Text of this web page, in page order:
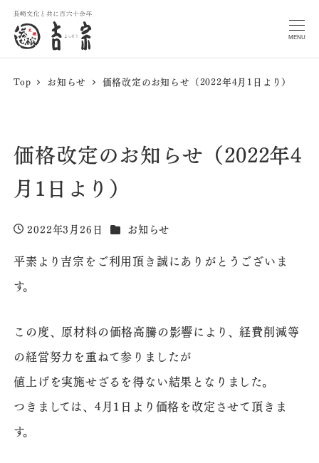
MENU
Top お知らせ 価格改定のお知らせ（2022年4月1日より）
価格改定のお知らせ（2022年4
月1日より）
投稿日
2022年3月26日 カテゴリー
お知らせ
平素より吉宗をご利用頂き誠にありがとうございま
す。
この度、原材料の価格高騰の影響により、経費削減等
の経営努力を重ねて参りましたが
値上げを実施せざるを得ない結果となりました。
つきましては、4月1日より価格を改定させて頂きま
す。